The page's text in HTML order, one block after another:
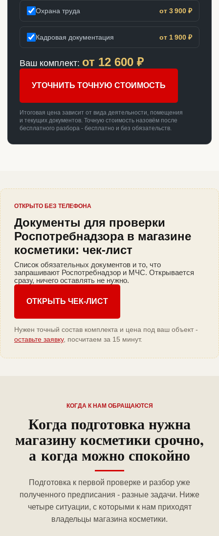
Охрана труда от 3 900 ₽
Кадровая документация от 1 900 ₽
Ваш комплект: от 12 600 ₽
УТОЧНИТЬ ТОЧНУЮ СТОИМОСТЬ
Итоговая цена зависит от вида деятельности, помещения
и текущих документов. Точную стоимость назовём после
бесплатного разбора - бесплатно и без обязательств.
ОТКРЫТО БЕЗ ТЕЛЕФОНА
Документы для проверки
Роспотребнадзора в магазине
косметики: чек-лист
Список обязательных документов и то, что
запрашивают Роспотребнадзор и МЧС. Открывается
сразу, ничего оставлять не нужно.
ОТКРЫТЬ ЧЕК-ЛИСТ
Нужен точный состав комплекта и цена под ваш объект -
оставьте заявку, посчитаем за 15 минут.
КОГДА К НАМ ОБРАЩАЮТСЯ
Когда подготовка нужна
магазину косметики срочно,
а когда можно спокойно
Подготовка к первой проверке и разбор уже
полученного предписания - разные задачи. Ниже
четыре ситуации, с которыми к нам приходят
владельцы магазина косметики.